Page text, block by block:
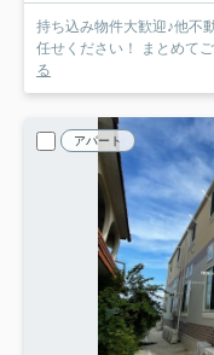
持ち込み物件大歓迎♪他不
任せください！ まとめて
る
アパート